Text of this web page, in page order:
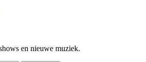
en nieuwe muziek.